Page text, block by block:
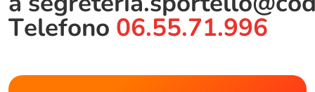
Telefono 06.55.71.996